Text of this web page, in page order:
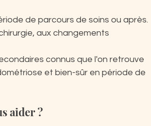
de parcours de soins ou après.
aux changements
connus que l'on retrouve
et bien-sûr en période de
aider ?